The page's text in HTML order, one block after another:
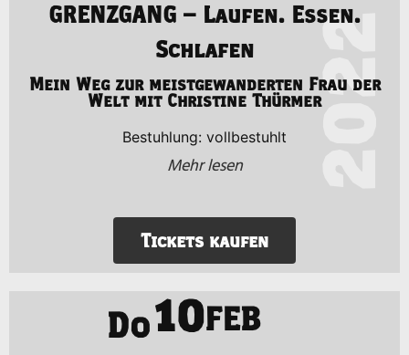
GRENZGANG – Laufen. Essen.
Schlafen
Mein Weg zur meistgewanderten Frau der
Welt mit Christine Thürmer
Bestuhlung: vollbestuhlt
Mehr lesen
Tickets kaufen
2022
Do10FEB